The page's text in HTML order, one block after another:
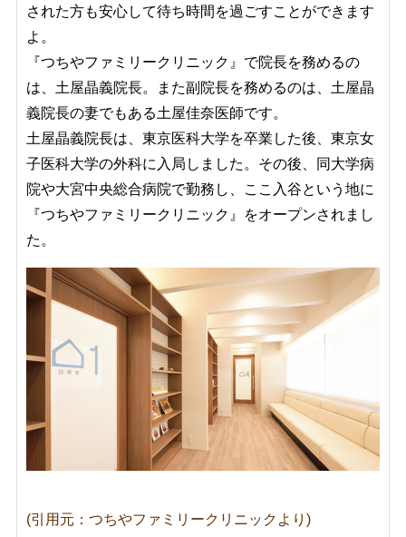
された方も安心して待ち時間を過ごすことができます
よ。
『つちやファミリークリニック』で院長を務めるの
は、土屋晶義院長。また副院長を務めるのは、土屋晶
義院長の妻でもある土屋佳奈医師です。
土屋晶義院長は、東京医科大学を卒業した後、東京女
子医科大学の外科に入局しました。その後、同大学病
院や大宮中央総合病院で勤務し、ここ入谷という地に
『つちやファミリークリニック』をオープンされまし
た。
(引用元：つちやファミリークリニックより)